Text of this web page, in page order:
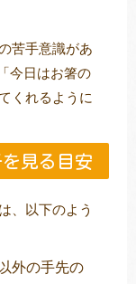
苦手意識があ
今日はお箸の
くれるように
見る目安
、以下のよう
外の手先の